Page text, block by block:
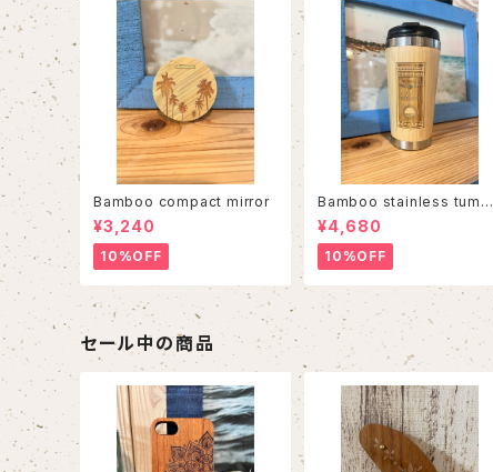
Bamboo compact mirror
¥3,240
10%OFF
Bamboo stainless tumbl
er
¥4,680
10%OFF
セール中の商品